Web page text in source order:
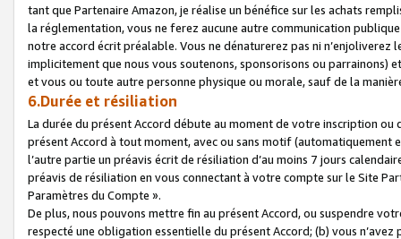
tant que Partenaire Amazon, je réalise un bénéfice sur les achats
la réglementation, vous ne ferez aucune autre communication
notre accord écrit préalable. Vous ne dénaturerez pas ni
implicitement que nous vous soutenons, sponsorisons ou parrainons)
et vous ou toute autre personne physique ou morale, sauf de la
6.Durée et résiliation
La durée du présent Accord débute au moment de votre inscription
présent Accord à tout moment, avec ou sans motif (automatiquement
l’autre partie un préavis écrit de résiliation d’au moins 7 jours
préavis de résiliation en vous connectant à votre compte sur le Site
Paramètres du Compte ».
De plus, nous pouvons mettre fin au présent Accord, ou suspendre
respecté une obligation essentielle du présent Accord; (b) vous